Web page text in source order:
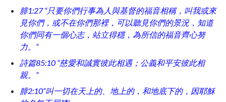
腓1:27 “只要你們行事為人與基督的福音相稱，叫我或來
見你們，或不在你們那裡，可以聽見你們的景況，知道
你們同有一個心志，站立得穩，為所信的福音齊心努
力。”
詩篇85:10 “慈愛和誠實彼此相遇；公義和平安彼此相
親。”
腓2:10“叫一切在天上的、地上的，和地底下的，因耶穌